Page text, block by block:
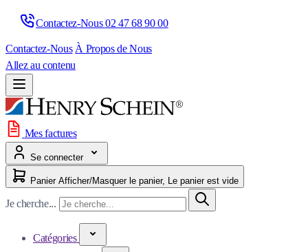
Contactez-Nous 02 47 68 90 00
Contactez-Nous À Propos de Nous
Allez au contenu
Mes factures
Se connecter
Panier Afficher/Masquer le panier, Le panier est vide
Je cherche...
Catégories